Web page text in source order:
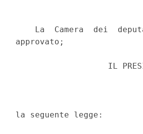
La  Camera  dei
approvato;
IL
la seguente legge: